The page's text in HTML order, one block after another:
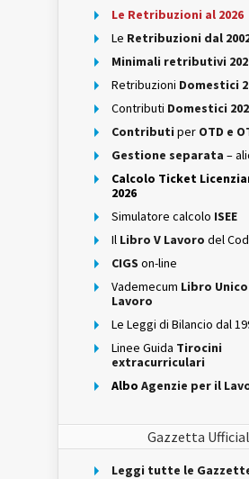
Le Retribuzioni al 2026
Le Retribuzioni dal
Minimali retributivi
Retribuzioni Domestici
Contributi Domestici
Contributi per OTD e
Gestione separata –
Calcolo Ticket
2026
Simulatore calcolo ISEE
Il Libro V Lavoro del
CIGS on-line
Vademecum Libro
Lavoro
Le Leggi di Bilancio dal
Linee Guida Tirocini
extracurriculari
Albo Agenzie per il
Gazzetta
Leggi tutte le